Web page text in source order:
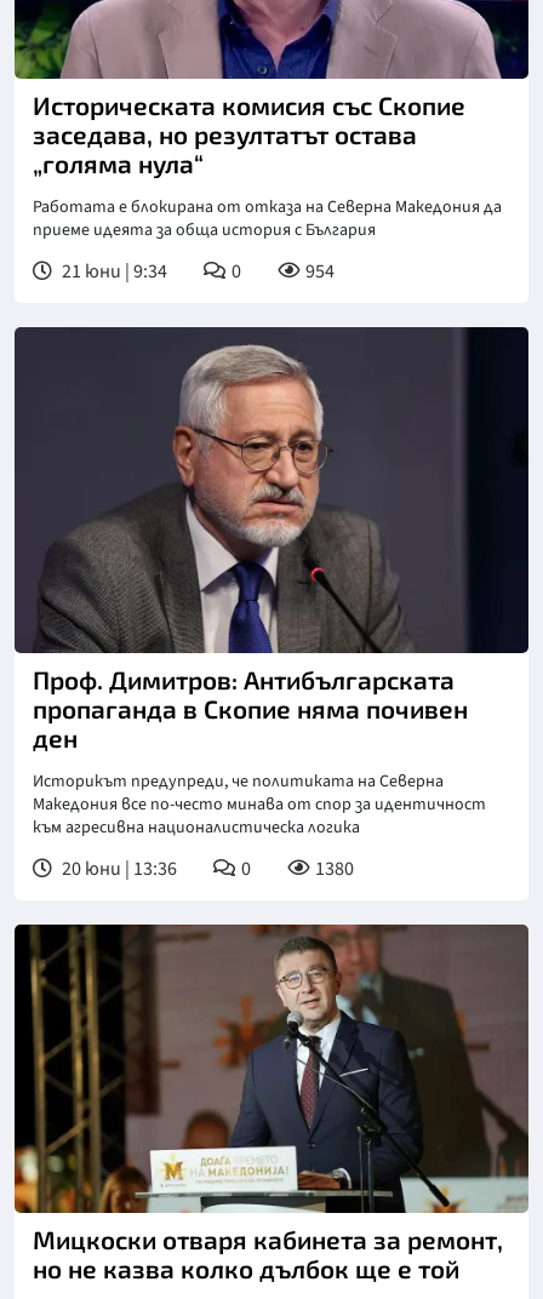
Снимка: бТВ
Историческата комисия със Скопие
заседава, но резултатът остава
„голяма нула“
Работата е блокирана от отказа на Северна Македония да
приеме идеята за обща история с България
21 юни | 9:34 0 954
Снимка: БТА
Проф. Димитров: Антибългарската
пропаганда в Скопие няма почивен
ден
Историкът предупреди, че политиката на Северна
Македония все по-често минава от спор за идентичност
към агресивна националистическа логика
20 юни | 13:36 0 1380
Мицкоски отваря кабинета за ремонт,
но не казва колко дълбок ще е той